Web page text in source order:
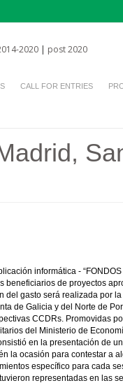
CALL FOR ENTRIES
2020 | post 2020
informática -
de proyectos
gasto será realizada por
de Galicia y del Norte de
CCDRs. Promovidas
del Ministerio de
en la presentación de
la ocasión para contestar a
específico para cada
representadas en las